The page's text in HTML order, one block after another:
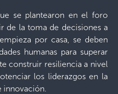
se plantearon en el foro
de la toma de decisiones a
por casa, se deben
humanas para superar
construir resiliencia a nivel
los liderazgos en la
innovación.